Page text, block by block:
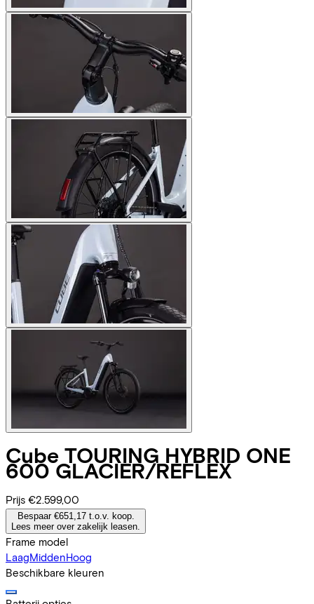
Cube TOURING HYBRID ONE
600 GLACIER/REFLEX
Prijs €2.599,00
Bespaar €651,17 t.o.v. koop.
Lees meer over zakelijk leasen.
Frame model
LaagMiddenHoog
Beschikbare kleuren